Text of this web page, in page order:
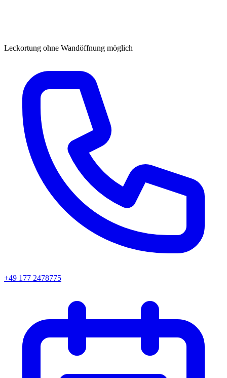
Leckortung ohne Wandöffnung möglich
+49 177 2478775